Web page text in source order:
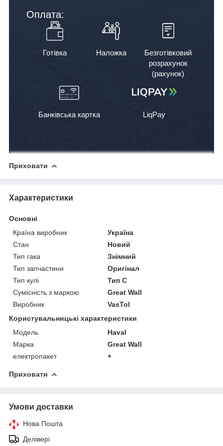
Оплата:
Готівка Наложка
Безготівковий
розрахунок
(рахунок)
Банківська картка LiqPay
Приховати
Характеристики
Основні
Країна виробник
Україна
Стан
Новий
Тип гака
Знімний
Тип запчастини
Оригінал
Тип кулі
Тип C
Сумісність з маркою
Great Wall
Виробник
VasTol
Користувальницькі характеристики
Модель
Haval
Марка
Great Wall
електропакет
+
Приховати
Умови доставки
Нова Пошта
Делівері